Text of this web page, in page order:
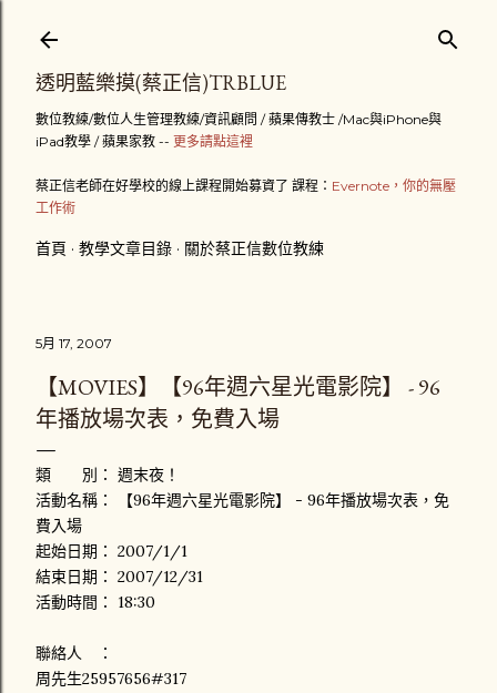
透明藍樂摸(蔡正信)TRBLUE
數位教練/數位人生管理教練/資訊顧問 / 蘋果傳教士 /Mac與iPhone與
iPad教學 / 蘋果家教 -- 更多請點這裡
蔡正信老師在好學校的線上課程開始募資了 課程： Evernote，你的無壓
工作術
首頁 教學文章目錄 關於蔡正信數位教練
5月 17, 2007
【MOVIES】【96年週六星光電影院】 - 96
年播放場次表，免費入場
類 別： 週末夜！
活動名稱： 【96年週六星光電影院】 - 96年播放場次表，免
費入場
起始日期： 2007/1/1
結束日期： 2007/12/31
活動時間： 18:30
聯絡人 ：
周先生25957656#317